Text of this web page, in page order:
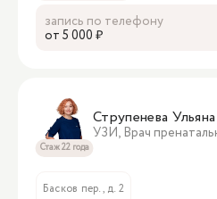
запись по телефону
oт 5 000 ₽
Стаж 22 года
Струпенева
УЗИ, Врач
Басков пер., д. 2